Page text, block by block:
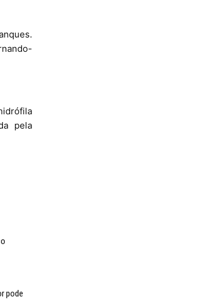
pela
pode